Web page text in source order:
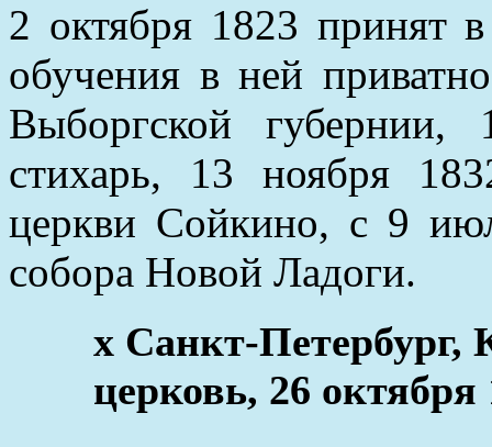
2 октября 1823 принят
обучения в ней
Выборгской
стихарь, 13 ноября
церкви Сойкино, с 9
собора Новой Ладоги.
x Санкт-Петербург,
церковь, 26 октября